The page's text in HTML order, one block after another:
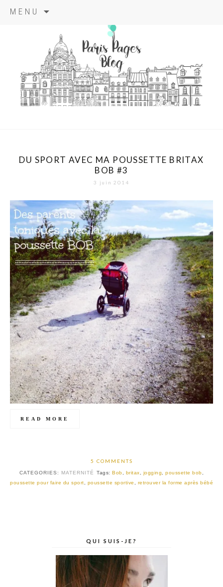
MENU
principal
paris pages
blog
DU SPORT AVEC MA POUSSETTE BRITAX
BOB #3
3 juin 2014
READ MORE
5 COMMENTS
CATEGORIES: MATERNITÉ Tags: Bob britax jogging poussette bob
poussette pour faire du sport
poussette sportive retrouver la forme après bébé
QUI SUIS-JE?